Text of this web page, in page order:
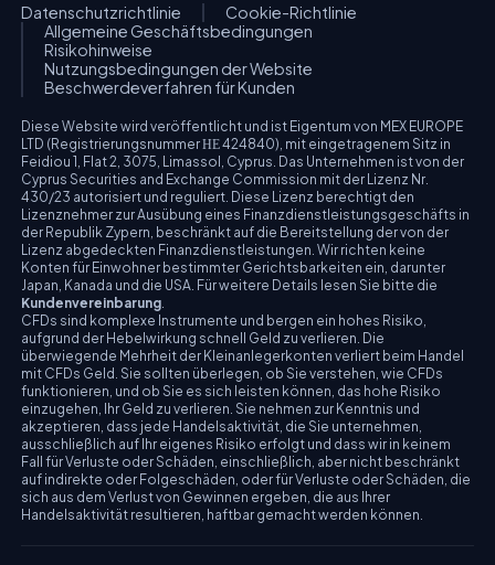
Datenschutzrichtlinie
Cookie-Richtlinie
Allgemeine Geschäftsbedingungen
Risikohinweise
Nutzungsbedingungen der Website
Beschwerdeverfahren für Kunden
Diese Website wird veröffentlicht und ist Eigentum von MEX EUROPE
LTD (Registrierungsnummer ΗΕ 424840), mit eingetragenem Sitz in
Feidiou 1, Flat 2, 3075, Limassol, Cyprus. Das Unternehmen ist von der
Cyprus Securities and Exchange Commission mit der Lizenz Nr.
430/23 autorisiert und reguliert. Diese Lizenz berechtigt den
Lizenznehmer zur Ausübung eines Finanzdienstleistungsgeschäfts in
der Republik Zypern, beschränkt auf die Bereitstellung der von der
Lizenz abgedeckten Finanzdienstleistungen. Wir richten keine
Konten für Einwohner bestimmter Gerichtsbarkeiten ein, darunter
Japan, Kanada und die USA. Für weitere Details lesen Sie bitte die
Kundenvereinbarung
CFDs sind komplexe Instrumente und bergen ein hohes Risiko,
aufgrund der Hebelwirkung schnell Geld zu verlieren. Die
überwiegende Mehrheit der Kleinanlegerkonten verliert beim Handel
mit CFDs Geld. Sie sollten überlegen, ob Sie verstehen, wie CFDs
funktionieren, und ob Sie es sich leisten können, das hohe Risiko
einzugehen, Ihr Geld zu verlieren. Sie nehmen zur Kenntnis und
akzeptieren, dass jede Handelsaktivität, die Sie unternehmen,
ausschließlich auf Ihr eigenes Risiko erfolgt und dass wir in keinem
Fall für Verluste oder Schäden, einschließlich, aber nicht beschränkt
auf indirekte oder Folgeschäden, oder für Verluste oder Schäden, die
sich aus dem Verlust von Gewinnen ergeben, die aus Ihrer
Handelsaktivität resultieren, haftbar gemacht werden können.